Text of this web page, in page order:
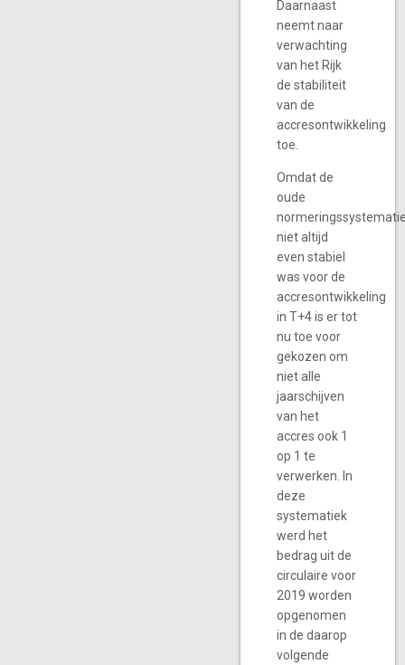
Daarnaast
neemt naar
verwachting
van het Rijk
de stabiliteit
van de
accresontwikkeling
toe.
Omdat de
oude
niet altijd
even stabiel
was voor de
accresontwikkeling
in T+4 is er tot
nu toe voor
gekozen om
niet alle
jaarschijven
van het
accres ook 1
op 1 te
verwerken. In
deze
systematiek
werd het
bedrag uit de
circulaire voor
2019 worden
opgenomen
in de daarop
volgende